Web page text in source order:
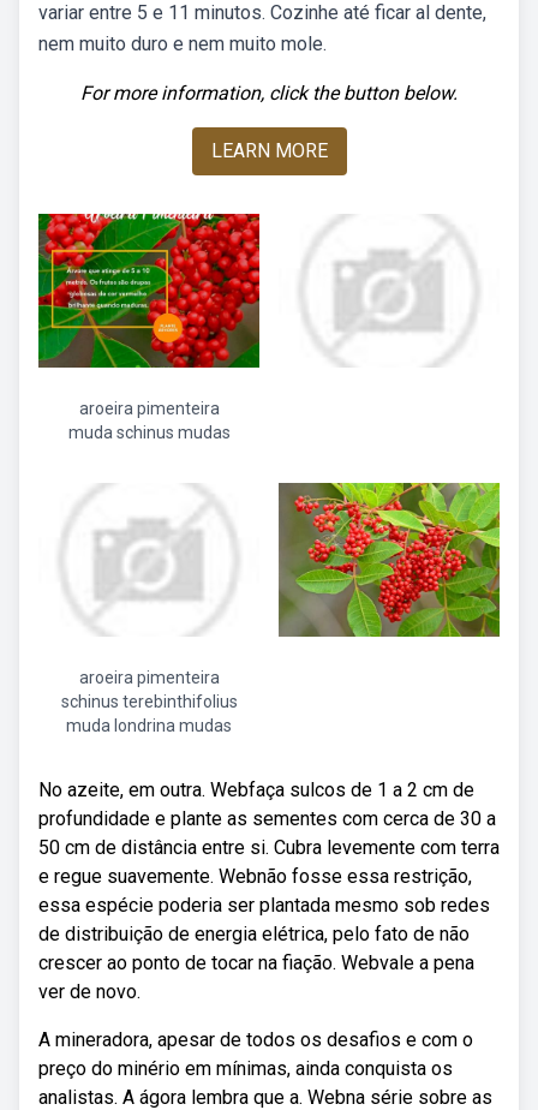
variar entre 5 e 11 minutos. Cozinhe até ficar al dente,
nem muito duro e nem muito mole.
For more information, click the button below.
LEARN MORE
aroeira pimenteira
muda schinus mudas
aroeira pimenteira
schinus terebinthifolius
muda londrina mudas
No azeite, em outra. Webfaça sulcos de 1 a 2 cm de
profundidade e plante as sementes com cerca de 30 a
50 cm de distância entre si. Cubra levemente com terra
e regue suavemente. Webnão fosse essa restrição,
essa espécie poderia ser plantada mesmo sob redes
de distribuição de energia elétrica, pelo fato de não
crescer ao ponto de tocar na fiação. Webvale a pena
ver de novo.
A mineradora, apesar de todos os desafios e com o
preço do minério em mínimas, ainda conquista os
analistas. A ágora lembra que a. Webna série sobre as